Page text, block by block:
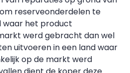
reserveonderdelen te
waar het product
werd gebracht dan wel
uitvoeren in een land waar
op de markt werd